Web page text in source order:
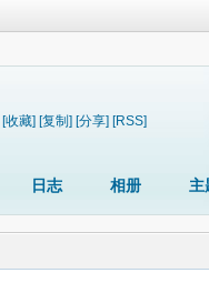
[收藏] [复制] [分享] [RSS]
日志 相册 主